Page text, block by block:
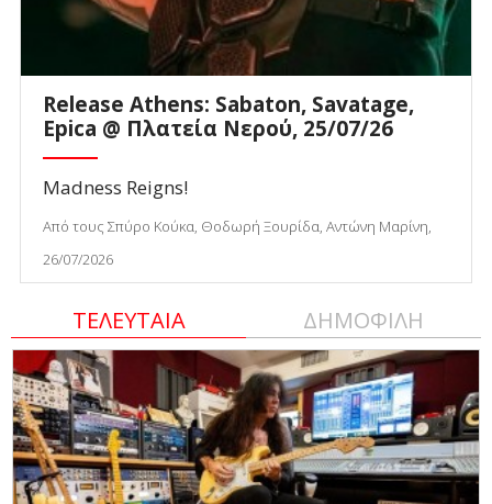
Release Athens: Sabaton, Savatage,
Epica @ Πλατεία Νερού, 25/07/26
Madness Reigns!
Από τους Σπύρο Κούκα, Θοδωρή Ξουρίδα, Αντώνη Μαρίνη,
26/07/2026
ΤΕΛΕΥΤΑΙΑ ΔΗΜΟΦΙΛΗ